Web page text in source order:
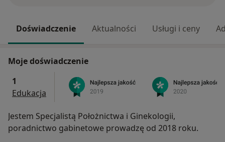
Doświadczenie Aktualności Usługi i ceny
Moje doświadczenie
1
Edukacja
Jestem Specjalistą Położnictwa i Ginekologii,
poradnictwo gabinetowe prowadzę od 2018 roku.